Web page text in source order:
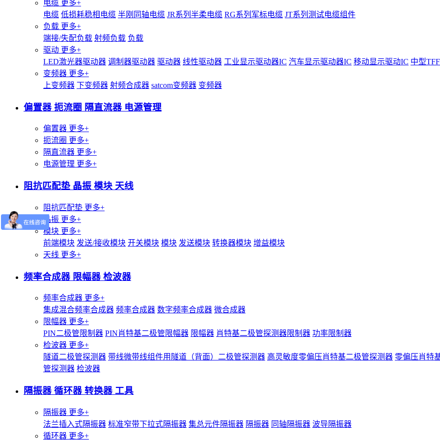
电缆 更多+
电缆 低损耗稳相电缆 半刚同轴电缆 JR系列半柔电缆 RG系列军标电缆 JT系列测试电缆组件
负载 更多+
端接/失配负载 射频负载 负载
驱动 更多+
LED激光器驱动器 调制器驱动器 驱动器 线性驱动器 工业显示驱动器IC 汽车显示驱动器IC 移动显示驱动IC 中型
变频器 更多+
上变频器 下变频器 射频合成器 satcom变频器 变频器
偏置器 扼流圈 隔直流器 电源管理
偏置器 更多+
扼流圈 更多+
隔直流器 更多+
电源管理 更多+
阻抗匹配垫 晶振 模块 天线
阻抗匹配垫 更多+
晶振 更多+
模块 更多+
前端模块 发送/接收模块 开关模块 模块 发送模块 转换器模块 增益模块
天线 更多+
频率合成器 限幅器 检波器
频率合成器 更多+
集成混合频率合成器 频率合成器 数字频率合成器 微合成器
限幅器 更多+
PIN二极管限制器 PIN肖特基二极管限幅器 限幅器 肖特基二极管探测器限制器 功率限制器
检波器 更多+
隧道二极管探测器 带线微带线组件用隧道（背面）二极管探测器 高灵敏度零偏压肖特基二极管探测器 零偏压肖特
管探测器 检波器
隔振器 循环器 转换器 工具
隔振器 更多+
法兰插入式隔振器 标准窄带下拉式隔振器 集总元件隔振器 隔振器 同轴隔振器 波导隔振器
循环器 更多+